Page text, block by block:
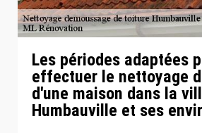
Les périodes adaptées
effectuer le nettoyage
d'une maison dans la
Humbauville et ses